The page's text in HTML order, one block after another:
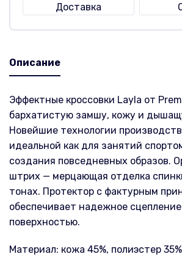
Доставка
Описание
Эффектные кроссовки Layla от
бархатистую замшу, кожу и
Новейшие технологии
идеальной как для занятий
создания повседневных образов.
штрих — мерцающая отделка
тонах. Протектор с фактурным
обеспечивает надежное
поверхностью.
Материал: кожа 45%, полиэстер